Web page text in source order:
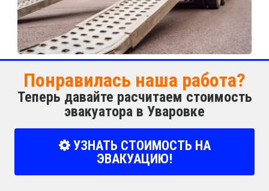
Понравилась наша работа?
Теперь давайте расчитаем стоимость
эвакуатора в Уваровке
УЗНАТЬ СТОИМОСТЬ НА
ЭВАКУАЦИЮ!